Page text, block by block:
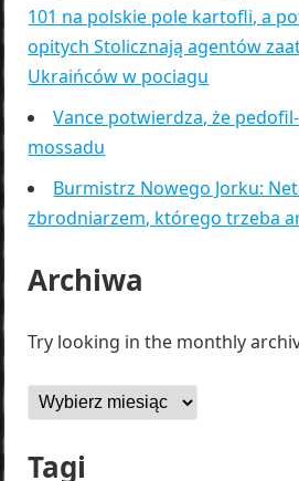
101 na polskie pole kartofli, a
opitych Stolicznają agentów
Ukraińców w pociagu
Vance potwierdza, że
mossadu
Burmistrz Nowego Jorku:
zbrodniarzem, którego trzeba
Archiwa
Try looking in the monthly
Archiwa
Tagi